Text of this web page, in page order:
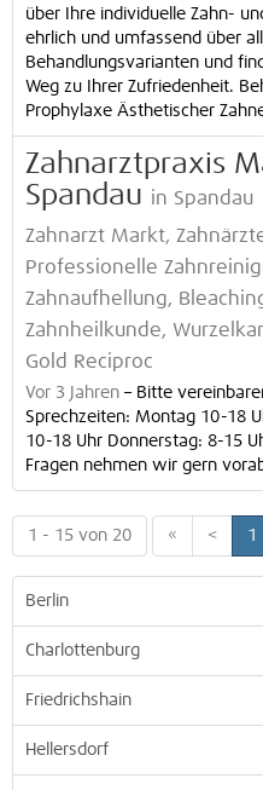
über Ihre individuelle Zahn-
ehrlich und umfassend über
Behandlungsvarianten und
Weg zu Ihrer Zufriedenheit.
Prophylaxe Ästhetischer
Zahnarztpraxis
Spandau in Spandau
Zahnarzt Markt,
Professionelle
Zahnaufhellung,
Zahnheilkunde,
Gold Reciproc
Vor 3 Jahren – Bitte
Sprechzeiten: Montag 10-18
10-18 Uhr Donnerstag: 8-15
Fragen nehmen wir gern
1 - 15 von 20 « < 1
Berlin
Charlottenburg
Friedrichshain
Hellersdorf